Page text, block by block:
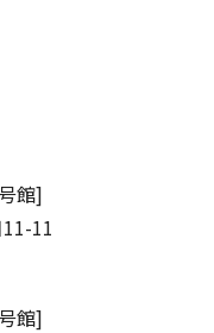
館]
11
館]